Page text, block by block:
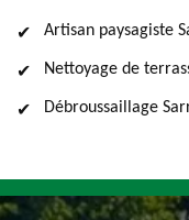
Artisan paysagiste
Nettoyage de
Débroussaillage